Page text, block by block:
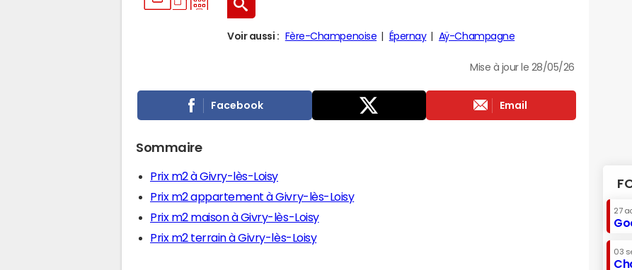
Voir aussi : Fère-Champenoise Épernay Aÿ-Champagne
Mise à jour le 28/05/26
Facebook Email
Sommaire
Prix m2 à Givry-lès-Loisy
Prix m2 appartement à Givry-lès-Loisy
Prix m2 maison à Givry-lès-Loisy
Prix m2 terrain à Givry-lès-Loisy
27
03